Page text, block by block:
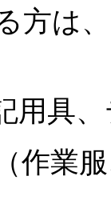
方は
用具
作業